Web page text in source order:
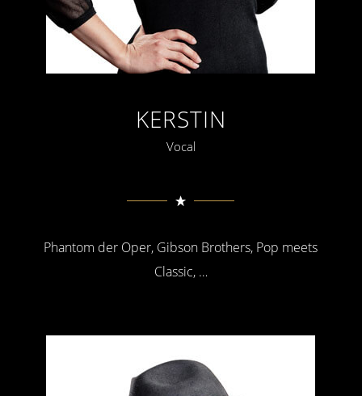
KERSTIN
Vocal
Phantom der Oper, Gibson Brothers, Pop meets
Classic, …